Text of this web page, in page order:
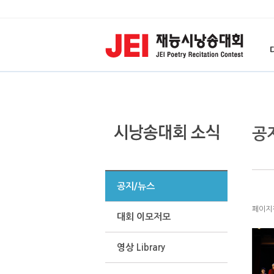
공지/뉴스
대회 이모저모
영상 Library
공
페이